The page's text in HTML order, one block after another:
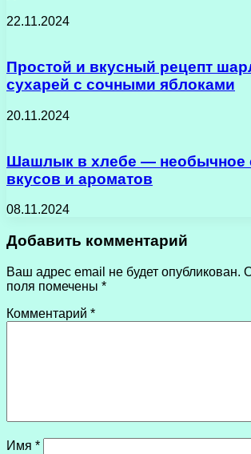
22.11.2024
Простой и вкусный рецепт
сухарей с сочными яблоками
20.11.2024
Шашлык в хлебе — необычное
вкусов и ароматов
08.11.2024
Добавить комментарий
Ваш адрес email не будет опубликован.
поля помечены *
Комментарий *
Имя *